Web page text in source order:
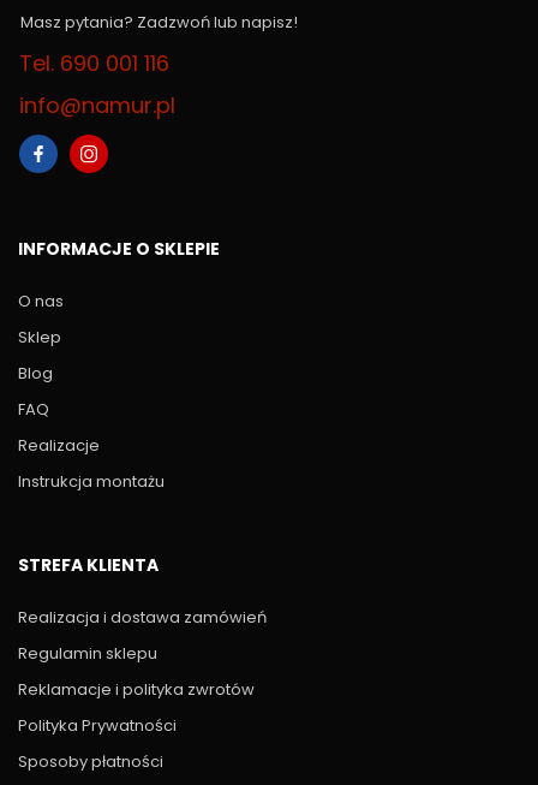
Masz pytania? Zadzwoń lub napisz!
Tel. 690 001 116
info@namur.pl
INFORMACJE O SKLEPIE
O nas
Sklep
Blog
FAQ
Realizacje
Instrukcja montażu
STREFA KLIENTA
Realizacja i dostawa zamówień
Regulamin sklepu
Reklamacje i polityka zwrotów
Polityka Prywatności
Sposoby płatności